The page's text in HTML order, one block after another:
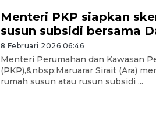
Menteri PKP siapkan
susun subsidi bersama
8 Februari 2026 06:46
Menteri Perumahan dan Kawasan
(PKP),&nbsp;Maruarar Sirait (Ara)
rumah susun atau rusun subsidi ...